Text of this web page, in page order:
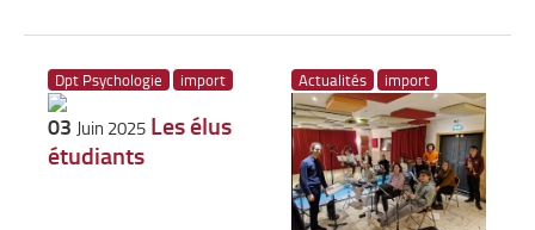
Dpt Psychologie import
03 Juin 2025 Les élus
étudiants
Actualités import